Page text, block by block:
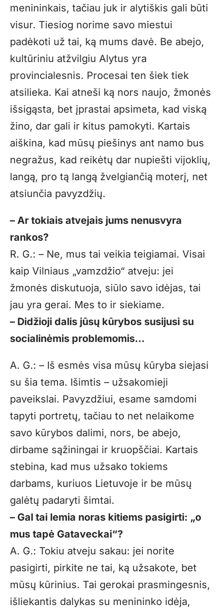
menininkais, tačiau juk ir alytiškis gali būti
visur. Tiesiog norime savo miestui
padėkoti už tai, ką mums davė. Be abejo,
kultūriniu atžvilgiu Alytus yra
provincialesnis. Procesai ten šiek tiek
atsilieka. Kai atneši ką nors naujo, žmonės
išsigąsta, bet įprastai apsimeta, kad viską
žino, dar gali ir kitus pamokyti. Kartais
aiškina, kad mūsų piešinys ant namo bus
negražus, kad reikėtų dar nupiešti vijoklių,
langą, pro tą langą žvelgiančią moterį, net
atsiunčia pavyzdžių.
– Ar tokiais atvejais jums nenusvyra
rankos?
R. G.: – Ne, mus tai veikia teigiamai. Visai
kaip Vilniaus „vamzdžio“ atveju: jei
žmonės diskutuoja, siūlo savo idėjas, tai
jau yra gerai. Mes to ir siekiame.
– Didžioji dalis jūsų kūrybos susijusi su
socialinėmis problemomis…
A. G.: – Iš esmės visa mūsų kūryba siejasi
su šia tema. Išimtis – užsakomieji
paveikslai. Pavyzdžiui, esame samdomi
tapyti portretų, tačiau to net nelaikome
savo kūrybos dalimi, nors, be abejo,
dirbame sąžiningai ir kruopščiai. Kartais
stebina, kad mus užsako tokiems
darbams, kuriuos Lietuvoje ir be mūsų
galėtų padaryti šimtai.
– Gal tai lemia noras kitiems pasigirti: „o
mus tapė Gataveckai“?
A. G.: Tokiu atveju sakau: jei norite
pasigirti, pirkite ne tai, ką užsakote, bet
mūsų kūrinius. Tai gerokai prasmingesnis,
išliekantis dalykas su menininko idėja,